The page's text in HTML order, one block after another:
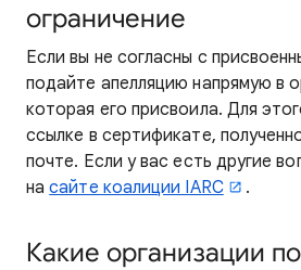
ограничение
Если вы не согласны с
подайте апелляцию напрямую в
которая его присвоила. Для
ссылке в сертификате,
почте. Если у вас есть другие
насайте коалиции IARC .
Какие организации